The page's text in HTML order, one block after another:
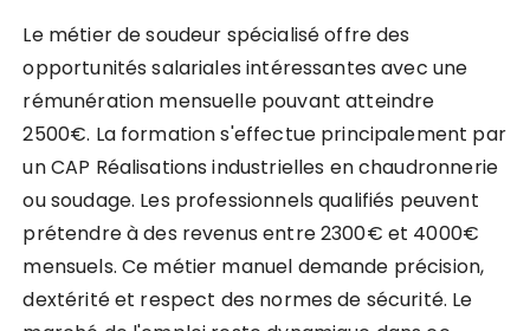
Le métier de soudeur spécialisé offre des
opportunités salariales intéressantes avec une
rémunération mensuelle pouvant atteindre
2500€. La formation s'effectue principalement par
un CAP Réalisations industrielles en chaudronnerie
ou soudage. Les professionnels qualifiés peuvent
prétendre à des revenus entre 2300€ et 4000€
mensuels. Ce métier manuel demande précision,
dextérité et respect des normes de sécurité. Le